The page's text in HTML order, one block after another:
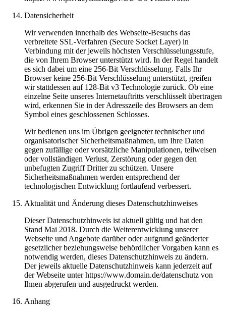
Datensicherheit
Wir verwenden innerhalb des Webseite-Besuchs das
verbreitete SSL-Verfahren (Secure Socket Layer) in
Verbindung mit der jeweils höchsten Verschlüsselungsstufe,
die von Ihrem Browser unterstützt wird. In der Regel handelt
es sich dabei um eine 256-Bit Verschlüsselung. Falls Ihr
Browser keine 256-Bit Verschlüsselung unterstützt, greifen
wir stattdessen auf 128-Bit v3 Technologie zurück. Ob eine
einzelne Seite unseres Internetauftritts verschlüsselt übertragen
wird, erkennen Sie in der Adresszeile des Browsers an dem
Symbol eines geschlossenen Schlosses.
Wir bedienen uns im Übrigen geeigneter technischer und
organisatorischer Sicherheitsmaßnahmen, um Ihre Daten
gegen zufällige oder vorsätzliche Manipulationen, teilweisen
oder vollständigen Verlust, Zerstörung oder gegen den
unbefugten Zugriff Dritter zu schützen. Unsere
Sicherheitsmaßnahmen werden entsprechend der
technologischen Entwicklung fortlaufend verbessert.
Aktualität und Änderung dieses Datenschutzhinweises
Dieser Datenschutzhinweis ist aktuell gültig und hat den
Stand Mai 2018. Durch die Weiterentwicklung unserer
Webseite und Angebote darüber oder aufgrund geänderter
gesetzlicher beziehungsweise behördlicher Vorgaben kann es
notwendig werden, dieses Datenschutzhinweis zu ändern.
Der jeweils aktuelle Datenschutzhinweis kann jederzeit auf
der Webseite unter https://www.domain.de/datenschutz von
Ihnen abgerufen und ausgedruckt werden.
Anhang